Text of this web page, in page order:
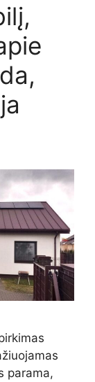
parama,